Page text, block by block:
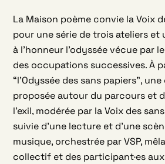
La Maison poème convie la Voix
pour une série de trois ateliers et
à l’honneur l’odyssée vécue par
des occupations successives. À
“l’Odyssée des sans papiers”,
proposée autour du parcours et
l’exil, modérée par la Voix des
suivie d’une lecture et d’une
musique, orchestrée par VSP,
collectif et des participant·es